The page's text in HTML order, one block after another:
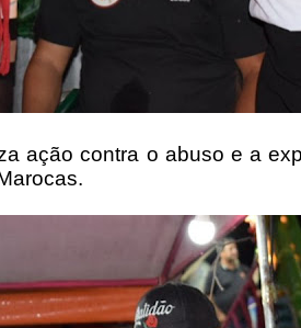
ação contra o abuso e a